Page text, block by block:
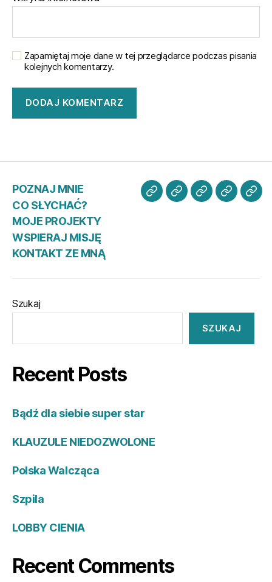
Zapamiętaj moje dane w tej przeglądarce podczas pisania
kolejnych komentarzy.
POZNAJ MNIE
CO SŁYCHAĆ?
MOJE PROJEKTY
WSPIERAJ MISJĘ
KONTAKT ZE MNĄ
POZNAJ
CO
MOJE
Szukaj
SZUKAJ
Recent Posts
Bądź dla siebie super star
KLAUZULE NIEDOZWOLONE
Polska Walcząca
Szpila
LOBBY CIENIA
Recent Comments